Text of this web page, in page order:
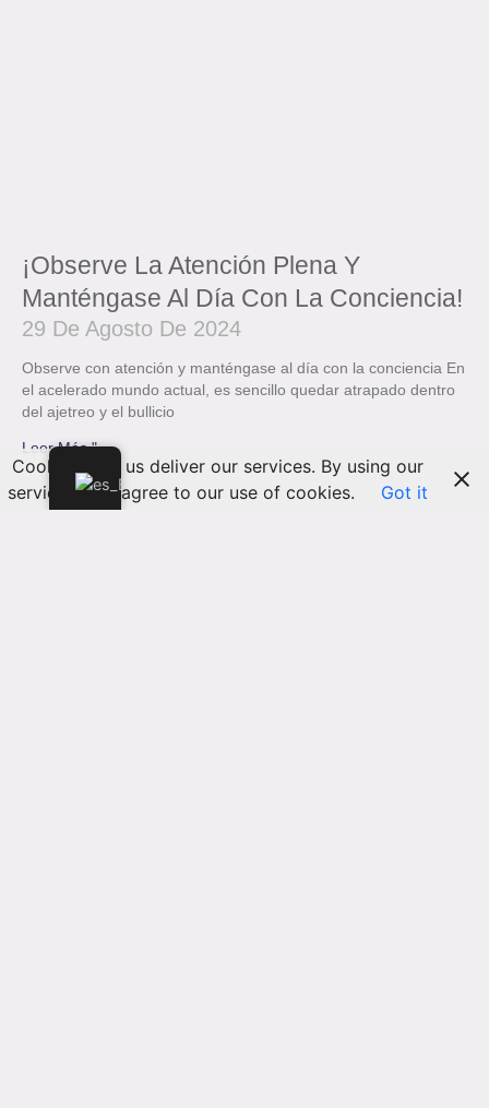
¡Observe La Atención Plena Y
Manténgase Al Día Con La Conciencia!
29 De Agosto De 2024
Observe con atención y manténgase al día con la conciencia En
el acelerado mundo actual, es sencillo quedar atrapado dentro
del ajetreo y el bullicio
Leer Más "
Cookies help us deliver our services. By using our
services, you agree to our use of cookies.
Got it